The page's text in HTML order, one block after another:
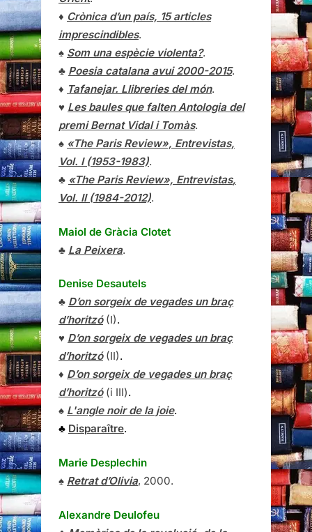
♦ Crònica d’un país, 15 articles
imprescindibles.
♠ Som una espècie violenta?.
♣ Poesia catalana avui 2000-2015.
♦ Tafanejar. Llibreries del món.
♥ Les baules que falten Antologia del
premi Bernat Vidal i Tomàs.
♠ «The Paris Review», Entrevistas,
Vol. I (1953-1983).
♣ «The Paris Review», Entrevistas,
Vol. II (1984-2012).
Maiol de Gràcia Clotet
♣ La Peixera.
Denise Desautels
♣ D’on sorgeix de vegades un braç
d’horitzó(I).
♥ D’on sorgeix de vegades un braç
d’horitzó(II).
♦ D’on sorgeix de vegades un braç
d’horitzó(i III).
♠ L'angle noir de la joie.
♣ Disparaître.
Marie Desplechin
♠ Retrat d’Olivia, 2000.
Alexandre Deulofeu